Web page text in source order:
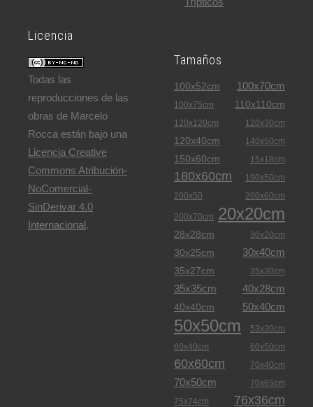
Licencia
Todas las
reproducciones de las
obras de Marcelo
Rocca están bajo una
Licencia Creative
Commons Atribución-
NoComercial-
SinDerivar 4.0
Internacional.
Tamaños
100x52cm 100x70cm
100x75cm 110x110cm
120x120cm 120x30cm
120x40cm 140x50cm
150x60cm 15x18cm
180x60cm
190x50cm
200x50
200x60cm
200x70cm 20x20cm
28x28cm 30x20cm
30x25cm 30x40cm
35x27cm 35x30cm
35x35cm 40x28cm
40x40cm 50x40cm
50x50cm
53x30cm
60x40cm
60x50cm
60x60cm 70x40cm
70x50cm
70x65cm
75x74cm
76x36cm